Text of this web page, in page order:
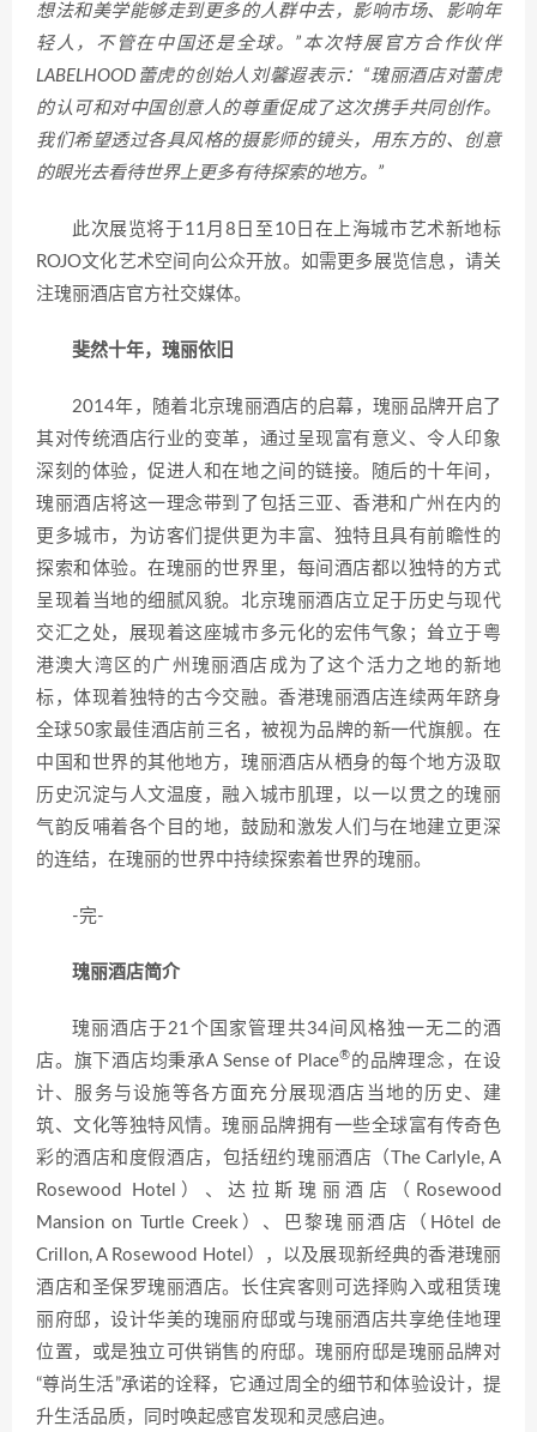
想法和美学能够走到更多的人群中去，影响市场、影响年
轻人，不管在中国还是全球。”本次特展官方合作伙伴
LABELHOOD蕾虎的创始人刘馨遐表示：“瑰丽酒店对蕾虎
的认可和对中国创意人的尊重促成了这次携手共同创作。
我们希望透过各具风格的摄影师的镜头，用东方的、创意
的眼光去看待世界上更多有待探索的地方。”
此次展览将于11月8日至10日在上海城市艺术新地标
ROJO文化艺术空间向公众开放。如需更多展览信息，请关
注瑰丽酒店官方社交媒体。
斐然十年，瑰丽依旧
2014年，随着北京瑰丽酒店的启幕，瑰丽品牌开启了
其对传统酒店行业的变革，通过呈现富有意义、令人印象
深刻的体验，促进人和在地之间的链接。随后的十年间，
瑰丽酒店将这一理念带到了包括三亚、香港和广州在内的
更多城市，为访客们提供更为丰富、独特且具有前瞻性的
探索和体验。在瑰丽的世界里，每间酒店都以独特的方式
呈现着当地的细腻风貌。北京瑰丽酒店立足于历史与现代
交汇之处，展现着这座城市多元化的宏伟气象；耸立于粤
港澳大湾区的广州瑰丽酒店成为了这个活力之地的新地
标，体现着独特的古今交融。香港瑰丽酒店连续两年跻身
全球50家最佳酒店前三名，被视为品牌的新一代旗舰。在
中国和世界的其他地方，瑰丽酒店从栖身的每个地方汲取
历史沉淀与人文温度，融入城市肌理，以一以贯之的瑰丽
气韵反哺着各个目的地，鼓励和激发人们与在地建立更深
的连结，在瑰丽的世界中持续探索着世界的瑰丽。
-完-
瑰丽酒店简介
瑰丽酒店于21个国家管理共34间风格独一无二的酒
店。旗下酒店均秉承A Sense of Place®的品牌理念，在设
计、服务与设施等各方面充分展现酒店当地的历史、建
筑、文化等独特风情。瑰丽品牌拥有一些全球富有传奇色
彩的酒店和度假酒店，包括纽约瑰丽酒店（The Carlyle, A
Rosewood Hotel）、达拉斯瑰丽酒店（Rosewood
Mansion on Turtle Creek）、巴黎瑰丽酒店（Hôtel de
Crillon, A Rosewood Hotel），以及展现新经典的香港瑰丽
酒店和圣保罗瑰丽酒店。长住宾客则可选择购入或租赁瑰
丽府邸，设计华美的瑰丽府邸或与瑰丽酒店共享绝佳地理
位置，或是独立可供销售的府邸。瑰丽府邸是瑰丽品牌对
“尊尚生活”承诺的诠释，它通过周全的细节和体验设计，提
升生活品质，同时唤起感官发现和灵感启迪。